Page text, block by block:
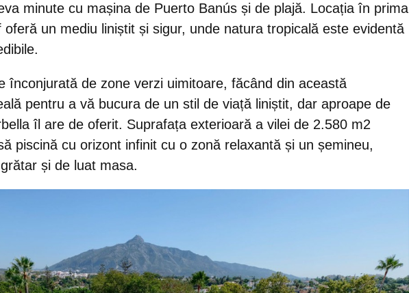
minute cu mașina de Puerto Banús și de plajă. Locația în prima
oferă un mediu liniștit și sigur, unde natura tropicală este evidentă
înconjurată de zone verzi uimitoare, făcând din această
pentru a vă bucura de un stil de viață liniștit, dar aproape de
îl are de oferit. Suprafața exterioară a vilei de 2.580 m2
piscină cu orizont infinit cu o zonă relaxantă și un șemineu,
și de luat masa.